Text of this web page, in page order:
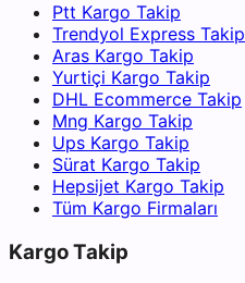
Ptt Kargo Takip
Trendyol Express Takip
Aras Kargo Takip
Yurtiçi Kargo Takip
DHL Ecommerce Takip
Mng Kargo Takip
Ups Kargo Takip
Sürat Kargo Takip
Hepsijet Kargo Takip
Tüm Kargo Firmaları
Kargo Takip